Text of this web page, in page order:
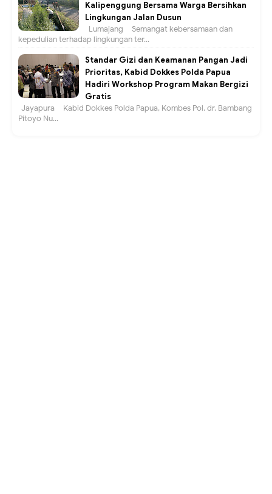
Kalipenggung Bersama Warga Bersihkan
Lingkungan Jalan Dusun
Lumajang – Semangat kebersamaan dan
kepedulian terhadap lingkungan ter...
Standar Gizi dan Keamanan Pangan Jadi
Prioritas, Kabid Dokkes Polda Papua
Hadiri Workshop Program Makan Bergizi
Gratis
Jayapura – Kabid Dokkes Polda Papua, Kombes Pol. dr. Bambang
Pitoyo Nu...